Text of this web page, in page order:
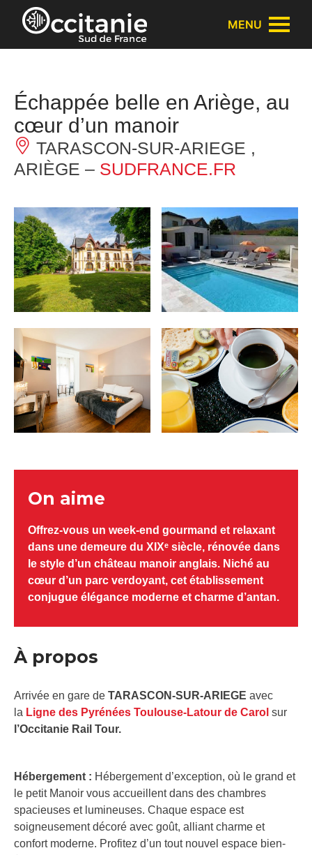
Panneau de gestion des cookies
MENU
Échappée belle en Ariège, au
cœur d’un manoir
TARASCON-SUR-ARIEGE ,
ARIÈGE – SUDFRANCE.FR
On aime
Offrez-vous un week-end gourmand et relaxant
dans une demeure du XIXᵉ siècle, rénovée dans
le style d’un château manoir anglais. Niché au
cœur d’un parc verdoyant, cet établissement
conjugue élégance moderne et charme d’antan.
À propos
Arrivée en gare de TARASCON-SUR-ARIEGE avec
la Ligne des Pyrénées Toulouse-Latour de Carol sur
l’Occitanie Rail Tour.
Hébergement : Hébergement d’exception, où le grand et
le petit Manoir vous accueillent dans des chambres
spacieuses et lumineuses. Chaque espace est
soigneusement décoré avec goût, alliant charme et
confort moderne. Profitez d’un tout nouvel espace bien-